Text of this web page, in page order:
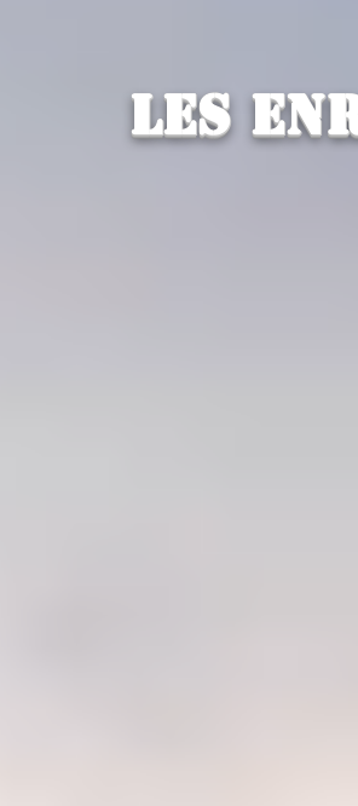
Les